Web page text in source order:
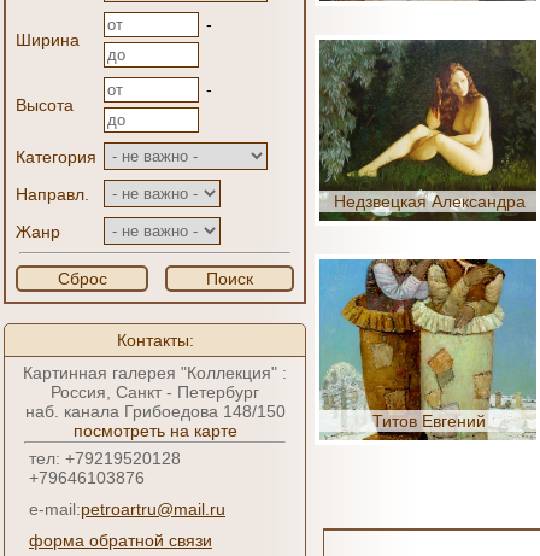
Ширина
-
Высота
-
Категория
Направл.
Жанр
Сброс Поиск
Контакты:
Картинная галерея "Коллекция" :
Россия, Санкт - Петербург
наб. канала Грибоедова 148/150
посмотреть на карте
тел: +79219520128
+79646103876
e-mail:petroartru@mail.ru
форма обратной связи
Недзвецкая Александра
Титов Евгений